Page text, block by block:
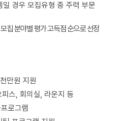
일 경우 모집유형 중 주력 부문
집 분야별 평가 고득점 순으로 선정
천만원 지원
스, 회의실, 라운지 등
로그램